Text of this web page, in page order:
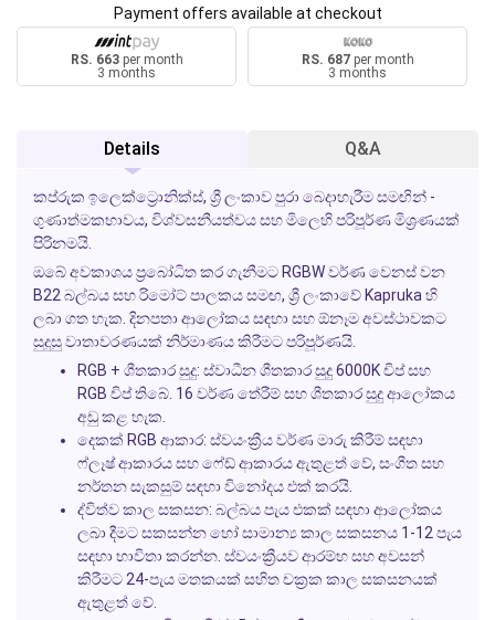
Payment offers available at checkout
RS. 663per month
3 months
RS. 687per month
3 months
Details Q&A
කප්රුක ඉලෙක්ට්‍රොනික්ස්, ශ්‍රී ලංකාව පුරා බෙදාහැරීම සමඟින් -
ගුණාත්මකභාවය, විශ්වසනීයත්වය සහ මිලෙහි පරිපූර්ණ මිශ්‍රණයක්
පිරිනමයි.
ඔබේ අවකාශය ප්‍රබෝධිත කර ගැනීමට RGBW වර්ණ වෙනස් වන
B22 බල්බය සහ රිමෝට් පාලකය සමඟ, ශ්‍රී ලංකාවේ Kapruka හි
ලබා ගත හැක. දිනපතා ආලෝකය සඳහා සහ ඕනෑම අවස්ථාවකට
සුදුසු වාතාවරණයක් නිර්මාණය කිරීමට පරිපූර්ණයි.
RGB + ශීතකාර සුදු: ස්වාධීන ශීතකාර සුදු 6000K චිප් සහ
RGB චිප් තිබේ. 16 වර්ණ තේරීම් සහ ශීතකාර සුදු ආලෝකය
අඩු කළ හැක.
දෙකක් RGB ආකාර: ස්වයංක්‍රීය වර්ණ මාරු කිරීම් සඳහා
ෆ්ලෑෂ් ආකාරය සහ ෆේඩ් ආකාරය ඇතුළත් වේ, සංගීත සහ
නර්තන සැකසුම් සඳහා විනෝදය එක් කරයි.
ද්විත්ව කාල සකසන: බල්බය පැය එකක් සඳහා ආලෝකය
ලබා දීමට සකසන්න හෝ සාමාන්‍ය කාල සකසනය 1-12 පැය
සඳහා භාවිතා කරන්න. ස්වයංක්‍රීයව ආරම්භ සහ අවසන්
කිරීමට 24-පැය මතකයක් සහිත චක්‍රක කාල සකසනයක්
ඇතුළත් වේ.